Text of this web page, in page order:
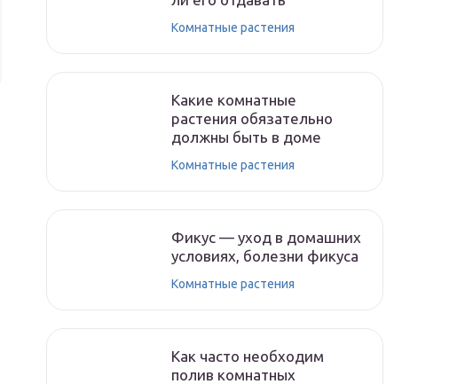
Комнатные растения
Какие комнатные
растения обязательно
должны быть в доме
Комнатные растения
Фикус — уход в домашних
условиях, болезни фикуса
Комнатные растения
Как часто необходим
полив комнатных